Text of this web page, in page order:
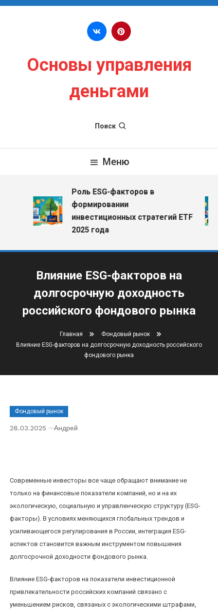
Перейти к содержимому
Основы управления
деньгами
Поиск
Меню
Роль ESG-факторов в
формировании
инвестиционных стратегий ETF
2025 года
Влияние ESG-факторов на
долгосрочную доходность
российского фондового рынка
Главная
Фондовый рынок
Влияние ESG-факторов на долгосрочную доходность российского
фондового рынка
Фондовый рынок
28.03.2025 Андрей
Современные инвесторы все чаще обращают внимание не
только на финансовые показатели компаний, но и на их
экологическую, социальную и управленческую структуру (ESG-
факторы). В условиях меняющихся глобальных трендов и
усиливающегося регулирования в России, интеграция ESG-
аспектов становится важным инструментом повышения
долгосрочной доходности фондового рынка.
Влияние ESG-факторов на показатели инвестиционной
привлекательности российских компаний связано с
уменьшением рисков, связаных с экологическими штрафами,